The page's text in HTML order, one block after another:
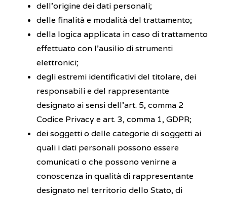
dell’origine dei dati personali;
delle finalità e modalità del trattamento;
della logica applicata in caso di trattamento
effettuato con l’ausilio di strumenti
elettronici;
degli estremi identificativi del titolare, dei
responsabili e del rappresentante
designato ai sensi dell’art. 5, comma 2
Codice Privacy e art. 3, comma 1, GDPR;
dei soggetti o delle categorie di soggetti ai
quali i dati personali possono essere
comunicati o che possono venirne a
conoscenza in qualità di rappresentante
designato nel territorio dello Stato, di